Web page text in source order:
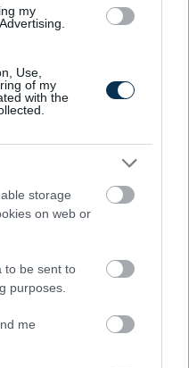
my
Use,
of my
with the
storage
on web or
to be sent to
purposes.
me
Are Known to Cause